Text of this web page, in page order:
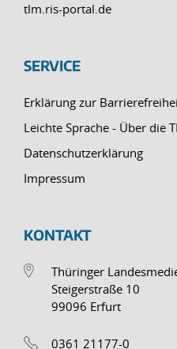
tlm.ris-portal.de
SERVICE
Erklärung zur
Leichte Sprache - Über die
Datenschutzerklärung
Impressum
KONTAKT
Thüringer
Steigerstraße 10
99096 Erfurt
0361 21177-0